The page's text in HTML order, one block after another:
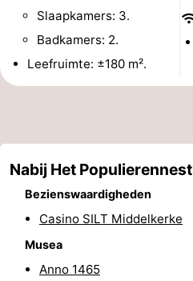
doen
Musea
Uitkijkpunten
Attracties
Boerderijen
Speeltuinen
Slaapkamers: 3.
Badkamers: 2.
Leefruimte: ±180 m².
Nabij Het Populierennest
Bezienswaardigheden
Casino SILT Middelkerke
Musea
Anno 1465